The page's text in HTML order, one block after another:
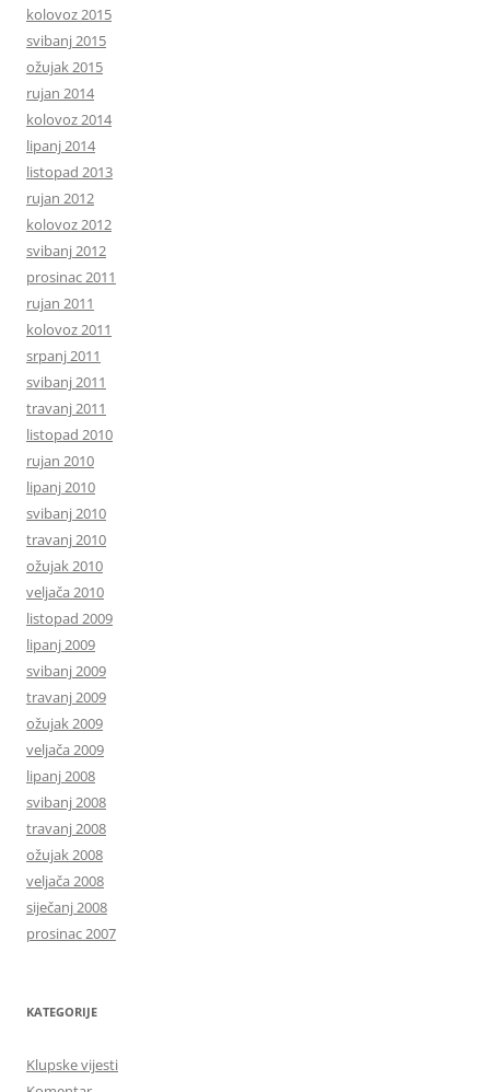
kolovoz 2015
svibanj 2015
ožujak 2015
rujan 2014
kolovoz 2014
lipanj 2014
listopad 2013
rujan 2012
kolovoz 2012
svibanj 2012
prosinac 2011
rujan 2011
kolovoz 2011
srpanj 2011
svibanj 2011
travanj 2011
listopad 2010
rujan 2010
lipanj 2010
svibanj 2010
travanj 2010
ožujak 2010
veljača 2010
listopad 2009
lipanj 2009
svibanj 2009
travanj 2009
ožujak 2009
veljača 2009
lipanj 2008
svibanj 2008
travanj 2008
ožujak 2008
veljača 2008
siječanj 2008
prosinac 2007
KATEGORIJE
Klupske vijesti